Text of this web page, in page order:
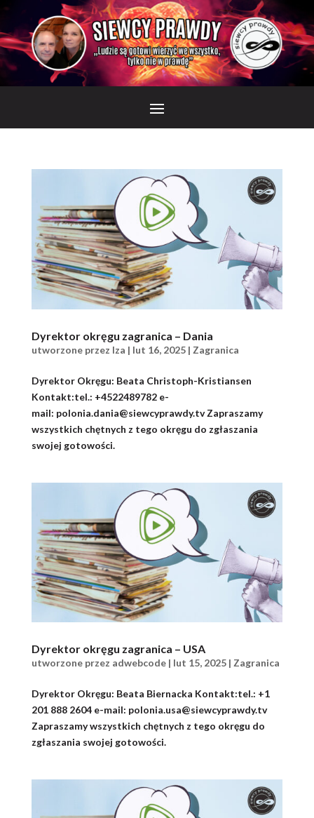
Dyrektor okręgu zagranica – Dania
utworzone przez Iza | lut 16, 2025| Zagranica
Dyrektor Okręgu: Beata Christoph-Kristiansen
Kontakt:tel.: +4522489782 e-
mail: polonia.dania@siewcyprawdy.tv Zapraszamy
wszystkich chętnych z tego okręgu do zgłaszania
swojej gotowości.
Dyrektor okręgu zagranica – USA
utworzone przez adwebcode| lut 15, 2025| Zagranica
Dyrektor Okręgu: Beata Biernacka Kontakt:tel.: +1
201 888 2604 e-mail: polonia.usa@siewcyprawdy.tv
Zapraszamy wszystkich chętnych z tego okręgu do
zgłaszania swojej gotowości.